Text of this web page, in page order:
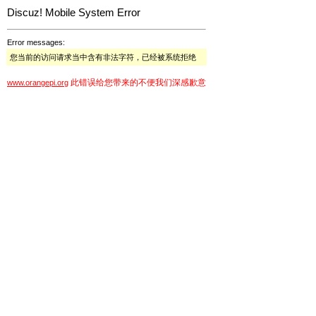
Discuz! Mobile System Error
Error messages:
您当前的访问请求当中含有非法字符，已经被系统拒绝
www.orangepi.org 此错误给您带来的不便我们深感歉意